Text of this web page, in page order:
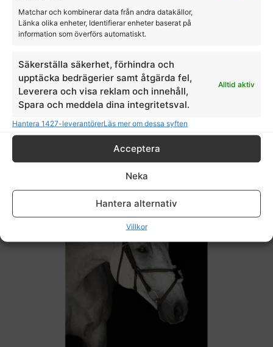
Matchar och kombinerar data från andra datakällor,
Länka olika enheter, Identifierar enheter baserat på
information som överförs automatiskt.
Säkerställa säkerhet, förhindra och
upptäcka bedrägerier samt åtgärda fel,
Leverera och visa reklam och innehåll,
Spara och meddela dina integritetsval.
Alltid aktiv
Hantera 1427-leverantörerLäs mer om dessa syften
Acceptera
Neka
Hantera alternativ
Villkor
TRÄNS LIPPO SUPREME MILTON
Lippo
1800,00